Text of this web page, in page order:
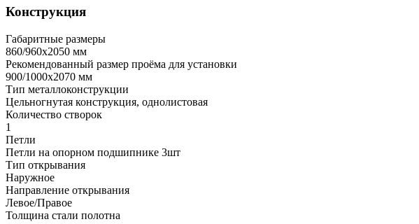
Конструкция
Габаритные размеры
860/960х2050 мм
Рекомендованный размер проёма для установки
900/1000х2070 мм
Тип металлоконструкции
Цельногнутая конструкция, однолистовая
Количество створок
1
Петли
Петли на опорном подшипнике 3шт
Тип открывания
Наружное
Направление открывания
Левое/Правое
Толщина стали полотна